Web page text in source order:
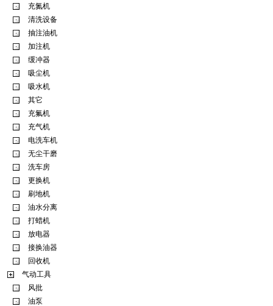
充氮机
清洗设备
抽注油机
加注机
缓冲器
吸尘机
吸水机
其它
充氟机
充气机
电洗车机
无尘干磨
洗车房
更换机
刷地机
油水分离
打蜡机
放电器
接换油器
回收机
气动工具
风批
油泵